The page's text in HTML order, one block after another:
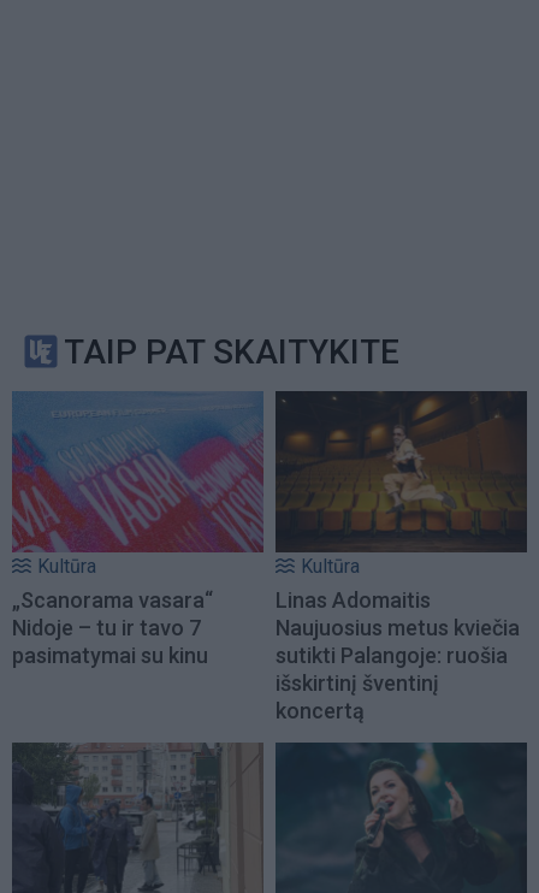
TAIP PAT SKAITYKITE
Kultūra
„Scanorama vasara“
Nidoje – tu ir tavo 7
pasimatymai su kinu
Kultūra
Linas Adomaitis
Naujuosius metus kviečia
sutikti Palangoje: ruošia
išskirtinį šventinį
koncertą